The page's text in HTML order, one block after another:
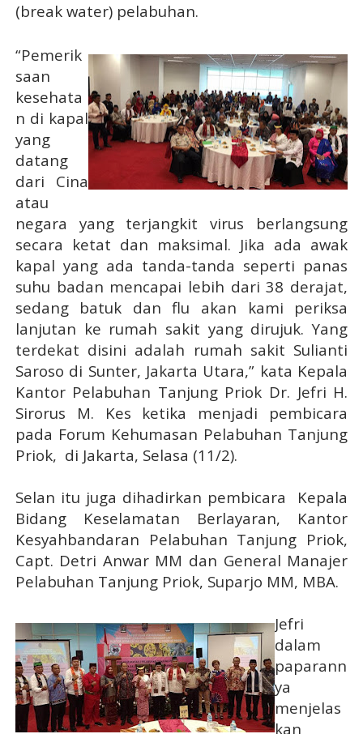
(break water) pelabuhan.
“Pemerik
saan
kesehata
n di kapal
yang
datang
dari Cina
atau
negara yang terjangkit virus berlangsung
secara ketat dan maksimal. Jika ada awak
kapal yang ada tanda-tanda seperti panas
suhu badan mencapai lebih dari38 derajat,
sedang batuk dan flu akan kami periksa
lanjutan ke rumah sakit yang dirujuk. Yang
terdekat disini adalah rumah sakit Sulianti
Saroso di Sunter, Jakarta Utara,” kata Kepala
Kantor Pelabuhan Tanjung Priok Dr. Jefri H.
Sirorus M. Kes ketika menjadi pembicara
pada Forum Kehumasan Pelabuhan Tanjung
Priok, di Jakarta, Selasa (11/2).
Selan itu juga dihadirkan pembicara
Kepala
Bidang Keselamatan Berlayaran, Kantor
Kesyahbandaran Pelabuhan Tanjung Priok,
Capt. Detri Anwar MM dan General Manajer
Pelabuhan Tanjung Priok, Suparjo MM, MBA.
Jefri
dalam
paparann
ya
menjelas
kan